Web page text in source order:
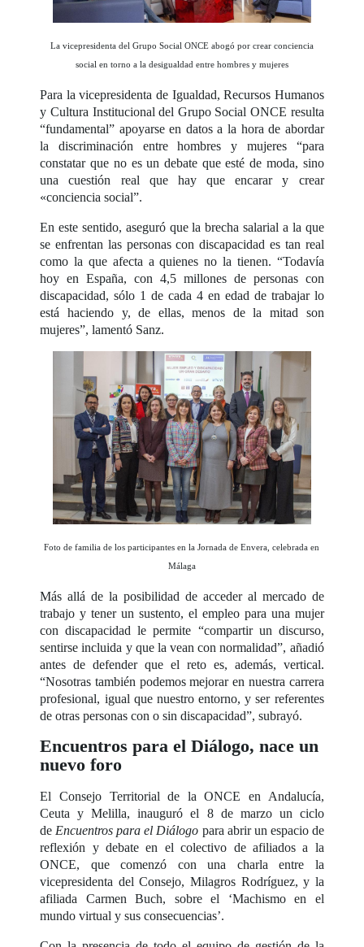
La vicepresidenta del Grupo Social ONCE abogó por crear conciencia
social en torno a la desigualdad entre hombres y mujeres
Para la vicepresidenta de Igualdad, Recursos Humanos
y Cultura Institucional del Grupo Social ONCE resulta
“fundamental” apoyarse en datos a la hora de abordar
la discriminación entre hombres y mujeres “para
constatar que no es un debate que esté de moda, sino
una cuestión real que hay que encarar y crear
«conciencia social”.
En este sentido, aseguró que la brecha salarial a la que
se enfrentan las personas con discapacidad es tan real
como la que afecta a quienes no la tienen. “Todavía
hoy en España, con 4,5 millones de personas con
discapacidad, sólo 1 de cada 4 en edad de trabajar lo
está haciendo y, de ellas, menos de la mitad son
mujeres”, lamentó Sanz.
Foto de familia de los participantes en la Jornada de Envera, celebrada en
Málaga
Más allá de la posibilidad de acceder al mercado de
trabajo y tener un sustento, el empleo para una mujer
con discapacidad le permite “compartir un discurso,
sentirse incluida y que la vean con normalidad”, añadió
antes de defender que el reto es, además, vertical.
“Nosotras también podemos mejorar en nuestra carrera
profesional, igual que nuestro entorno, y ser referentes
de otras personas con o sin discapacidad”, subrayó.
Encuentros para el Diálogo, nace un
nuevo foro
El Consejo Territorial de la ONCE en Andalucía,
Ceuta y Melilla, inauguró el 8 de marzo un ciclo
de Encuentros para el Diálogo para abrir un espacio de
reflexión y debate en el colectivo de afiliados a la
ONCE, que comenzó con una charla entre la
vicepresidenta del Consejo, Milagros Rodríguez, y la
afiliada Carmen Buch, sobre el ‘Machismo en el
mundo virtual y sus consecuencias’.